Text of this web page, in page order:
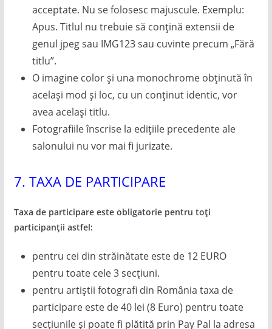
acceptate. Nu se folosesc majuscule. Exemplu:
Apus. Titlul nu trebuie să conțină extensii de
genul jpeg sau IMG123 sau cuvinte precum „Fără
titlu”.
O imagine color și una monochrome obținută în
același mod și loc, cu un conținut identic, vor
avea același titlu.
Fotografiile înscrise la edițiile precedente ale
salonului nu vor mai fi jurizate.
7. TAXA DE PARTICIPARE
Taxa de participare este obligatorie pentru toți
participanții astfel:
pentru cei din străinătate este de 12 EURO
pentru toate cele 3 secțiuni.
pentru artiștii fotografi din România taxa de
participare este de 40 lei (8 Euro) pentru toate
secțiunile și poate fi plătită prin Pay Pal la adresa